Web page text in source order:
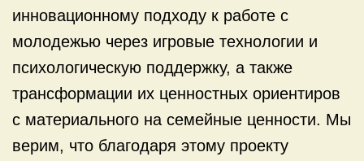
инновационному подходу к работе с
молодежью через игровые технологии и
психологическую поддержку, а также
трансформации их ценностных ориентиров
с материального на семейные ценности. Мы
верим, что благодаря этому проекту